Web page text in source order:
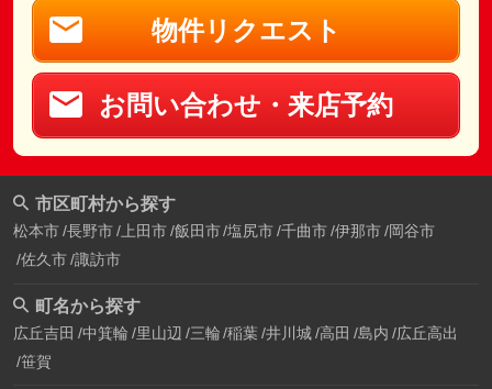
物件リクエスト
お問い合わせ・来店予約
市区町村から探す
松本市 長野市 上田市 飯田市 塩尻市 千曲市 伊那市 岡谷市
佐久市 諏訪市
町名から探す
広丘吉田 中箕輪 里山辺 三輪 稲葉 井川城 高田 島内 広丘高出
笹賀